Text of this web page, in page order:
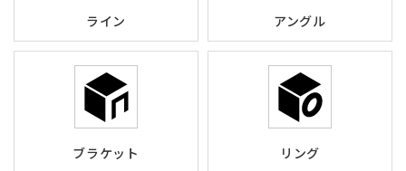
ライン アングル
ブラケット リング